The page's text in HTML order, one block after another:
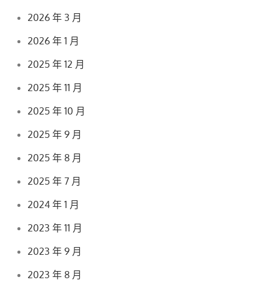
2026 年 3 月
2026 年 1 月
2025 年 12 月
2025 年 11 月
2025 年 10 月
2025 年 9 月
2025 年 8 月
2025 年 7 月
2024 年 1 月
2023 年 11 月
2023 年 9 月
2023 年 8 月